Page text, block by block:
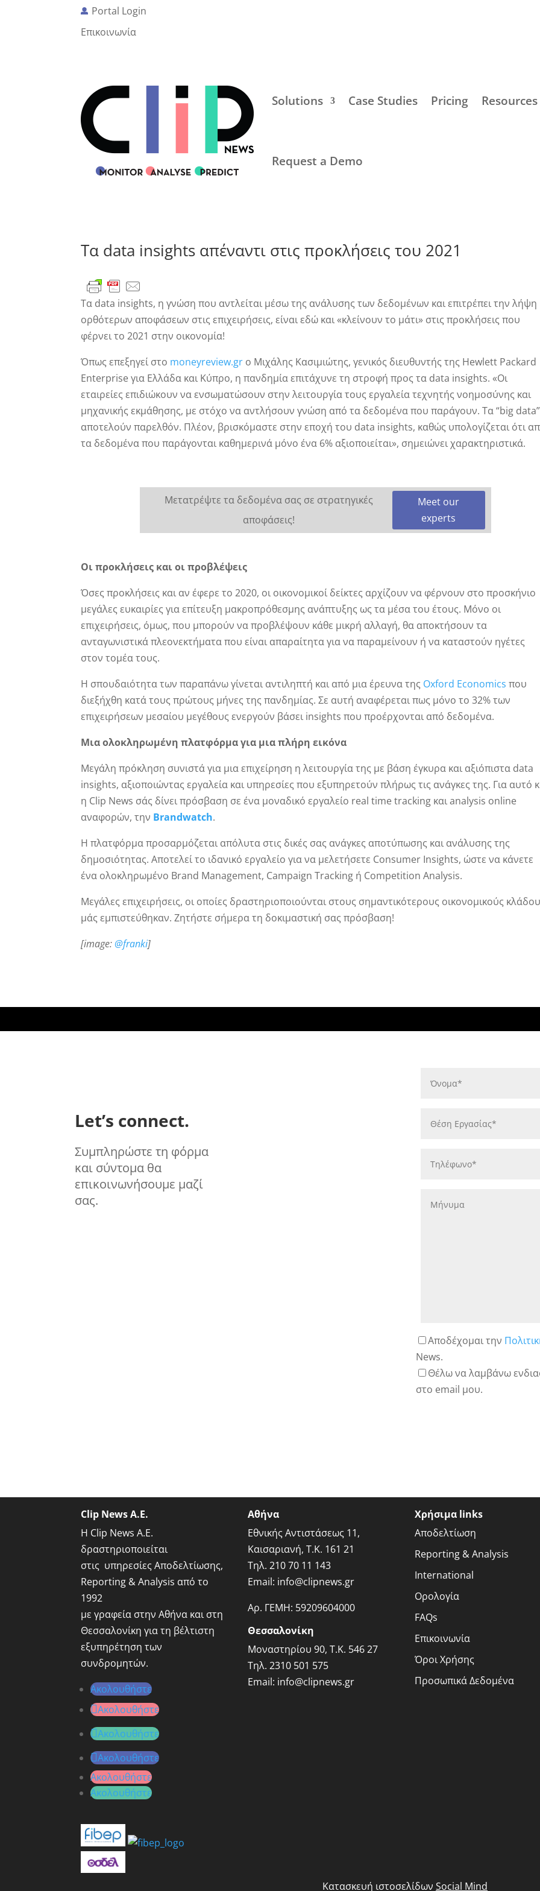
Portal Login
Επικοινωνία
Solutions Case Studies Pricing Resources
Request a Demo
Τα data insights απέναντι στις προκλήσεις του 2021
Τα data insights, η γνώση που αντλείται μέσω της ανάλυσης των δεδομένων και επιτρέπει την λήψη
ορθότερων αποφάσεων στις επιχειρήσεις, είναι εδώ και «κλείνουν το μάτι» στις προκλήσεις που
φέρνει το 2021 στην οικονομία!
Όπως επεξηγεί στο moneyreview.gr ο Μιχάλης Κασιμιώτης, γενικός διευθυντής της Hewlett Packard
Enterprise για Ελλάδα και Κύπρο, η πανδημία επιτάχυνε τη στροφή προς τα data insights. «Οι
εταιρείες επιδιώκουν να ενσωματώσουν στην λειτουργία τους εργαλεία τεχνητής νοημοσύνης και
μηχανικής εκμάθησης, με στόχο να αντλήσουν γνώση από τα δεδομένα που παράγουν. Τα “big data”
αποτελούν παρελθόν. Πλέον, βρισκόμαστε στην εποχή του data insights, καθώς υπολογίζεται ότι
τα δεδομένα που παράγονται καθημερινά μόνο ένα 6% αξιοποιείται», σημειώνει χαρακτηριστικά.
Μετατρέψτε τα δεδομένα σας σε στρατηγικές
αποφάσεις!
Meet our
experts
Οι προκλήσεις και οι προβλέψεις
Όσες προκλήσεις και αν έφερε το 2020, οι οικονομικοί δείκτες αρχίζουν να φέρνουν στο προσκήνιο
μεγάλες ευκαιρίες για επίτευξη μακροπρόθεσμης ανάπτυξης ως τα μέσα του έτους. Μόνο οι
επιχειρήσεις, όμως, που μπορούν να προβλέψουν κάθε μικρή αλλαγή, θα αποκτήσουν τα
ανταγωνιστικά πλεονεκτήματα που είναι απαραίτητα για να παραμείνουν ή να καταστούν ηγέτες
στον τομέα τους.
Η σπουδαιότητα των παραπάνω γίνεται αντιληπτή και από μια έρευνα της Oxford Economics που
διεξήχθη κατά τους πρώτους μήνες της πανδημίας. Σε αυτή αναφέρεται πως μόνο το 32% των
επιχειρήσεων μεσαίου μεγέθους ενεργούν βάσει insights που προέρχονται από δεδομένα.
Μια ολοκληρωμένη πλατφόρμα για μια πλήρη εικόνα
Μεγάλη πρόκληση συνιστά για μια επιχείρηση η λειτουργία της με βάση έγκυρα και αξιόπιστα data
insights, αξιοποιώντας εργαλεία και υπηρεσίες που εξυπηρετούν πλήρως τις ανάγκες της. Για αυτό
η Clip News σάς δίνει πρόσβαση σε ένα μοναδικό εργαλείο real time tracking και analysis online
αναφορών, την Brandwatch.
Η πλατφόρμα προσαρμόζεται απόλυτα στις δικές σας ανάγκες αποτύπωσης και ανάλυσης της
δημοσιότητας. Αποτελεί το ιδανικό εργαλείο για να μελετήσετε Consumer Insights, ώστε να κάνετε
ένα ολοκληρωμένο Brand Management, Campaign Tracking ή Competition Analysis.
Μεγάλες επιχειρήσεις, οι οποίες δραστηριοποιούνται στους σημαντικότερους οικονομικούς
μάς εμπιστεύθηκαν. Ζητήστε σήμερα τη δοκιμαστική σας πρόσβαση!
[image:@franki]
Let’s connect.
Συμπληρώστε τη φόρμα
και σύντομα θα
επικοινωνήσουμε μαζί
σας.
Αποδέχομαι την
News.
Θέλω να λαμβάνω
στο email μου.
Clip News A.E.
Η Clip News A.E.
δραστηριοποιείται
στις υπηρεσίες Αποδελτίωσης,
Reporting & Analysis από το
1992
με γραφεία στην Αθήνα και στη
Θεσσαλονίκη για τη βέλτιστη
εξυπηρέτηση των
συνδρομητών.
Ακολουθήστε
Ακολουθήστε
Ακολουθήστε
Ακολουθήστε
Ακολουθήστε
Ακολουθήστε
Αθήνα
Εθνικής Αντιστάσεως 11,
Καισαριανή, Τ.Κ. 161 21
Τηλ.210 70 11 143
Email: info@clipnews.gr
Αρ. ΓΕΜΗ: 59209604000
Θεσσαλονίκη
Μοναστηρίου 90, Τ.Κ. 546 27
Τηλ.2310 501 575
Email: info@clipnews.gr
Χρήσιμα links
Αποδελτίωση
Reporting & Analysis
International
Ορολογία
FAQs
Επικοινωνία
Όροι Χρήσης
Προσωπικά Δεδομένα
Κατασκευή ιστοσελίδων Social Mind